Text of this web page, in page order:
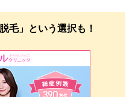
毛」という選択も！